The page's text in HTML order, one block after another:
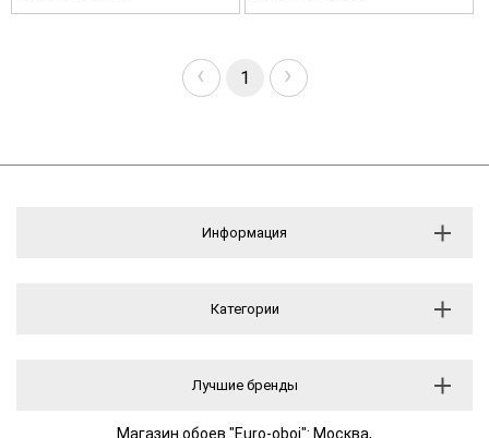
‹ 1 ›
Информация
Категории
Лучшие бренды
Магазин обоев "Euro-oboi": Москва,